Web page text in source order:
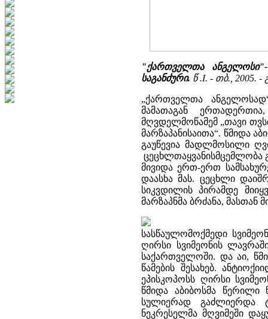
"ქართველთა
საგანძური. წ .I. - თბ., 2005. -
„ქართველთა
მამათაგან
მღვდელმოწამემ „თავი
მარზაპანისაითა“. წმიდა
გაუწევია მადლმოსილი
ცეცხლთაყვანისმცემლობა
მივიდა ერთ-ერთ
დაასხა მას. ცეცხლი
სიკვდილის პირამდე
მარზაპნმა ბრძანა, მასთან
სასწაულომოქმედი
ღირსი სვიმეონის
საქართველოში. და აი,
წამების შესახებ.
ეპისკოპოსს ღირსი
წმიდა აბიბოსმა
სულიერად გაძლიერდა
ნეკრესელმა მღვიმეში